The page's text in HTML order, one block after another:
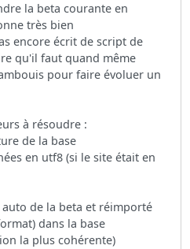
la beta courante en
très bien
encore écrit de script de
qu'il faut quand même
pour faire évoluer un
à résoudre :
de la base
en utf8 (si le site était en
de la beta et réimporté
dans la base
la plus cohérente)